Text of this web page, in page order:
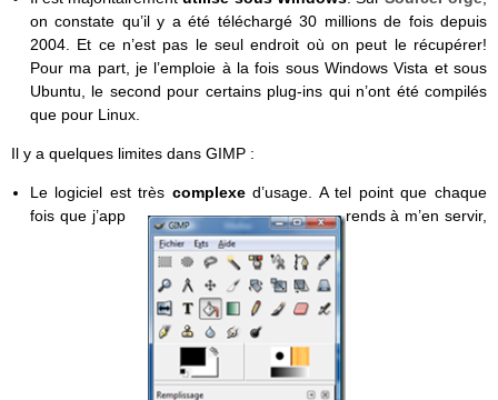
on constate qu’il y a été téléchargé 30 millions de fois depuis
2004. Et ce n’est pas le seul endroit où on peut le récupérer!
Pour ma part, je l’emploie à la fois sous Windows Vista et sous
Ubuntu, le second pour certains plug-ins qui n’ont été compilés
que pour Linux.
Il y a quelques limites dans GIMP :
Le logiciel est très complexed’usage. A tel point que chaque
fois que j’app
rends à m’en servir,